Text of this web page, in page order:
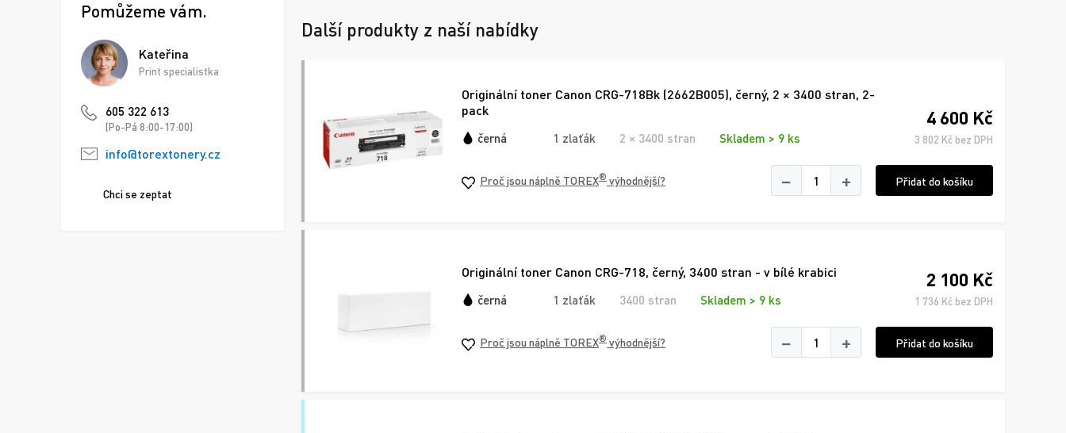
Pomůžeme vám.
Kateřina
Print specialistka
605 322 613
(Po-Pá 8:00-17:00)
info@torextonery.cz
Chci se zeptat
Další produkty z naší nabídky
Originální toner Canon CRG-718Bk (2662B005), černý, 2 × 3400 stran, 2-
pack
černá 1 zlaťák 2 × 3400 stran Skladem > 9 ks
4 600 Kč
3 802 Kč bez DPH
Proč jsou náplně TOREX® výhodnější? − + Přidat do košíku
Originální toner Canon CRG-718, černý, 3400 stran - v bílé krabici
černá 1 zlaťák 3400 stran Skladem > 9 ks
2 100 Kč
1 736 Kč bez DPH
Proč jsou náplně TOREX® výhodnější? − + Přidat do košíku